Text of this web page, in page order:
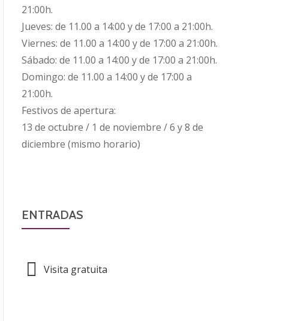
21:00h.
Jueves: de 11.00 a 14:00 y de 17:00 a 21:00h.
Viernes: de 11.00 a 14:00 y de 17:00 a 21:00h.
Sábado: de 11.00 a 14:00 y de 17:00 a 21:00h.
Domingo: de 11.00 a 14:00 y de 17:00 a
21:00h.
Festivos de apertura:
13 de octubre / 1 de noviembre / 6 y 8 de
diciembre (mismo horario)
ENTRADAS
Visita gratuita